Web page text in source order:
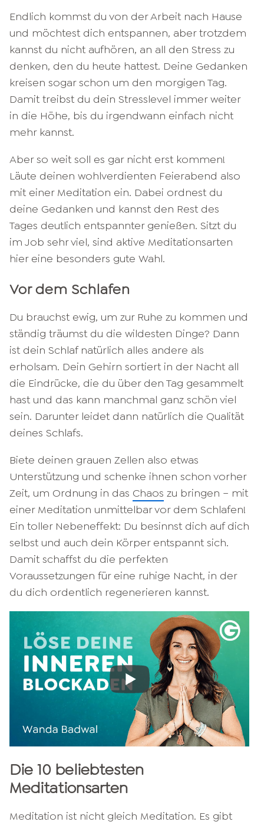
Endlich kommst du von der Arbeit nach Hause
und möchtest dich entspannen, aber trotzdem
kannst du nicht aufhören, an all den Stress zu
denken, den du heute hattest. Deine Gedanken
kreisen sogar schon um den morgigen Tag.
Damit treibst du dein Stresslevel immer weiter
in die Höhe, bis du irgendwann einfach nicht
mehr kannst.
Aber so weit soll es gar nicht erst kommen!
Läute deinen wohlverdienten Feierabend also
mit einer Meditation ein. Dabei ordnest du
deine Gedanken und kannst den Rest des
Tages deutlich entspannter genießen. Sitzt du
im Job sehr viel, sind aktive Meditationsarten
hier eine besonders gute Wahl.
Vor dem Schlafen
Du brauchst ewig, um zur Ruhe zu kommen und
ständig träumst du die wildesten Dinge? Dann
ist dein Schlaf natürlich alles andere als
erholsam. Dein Gehirn sortiert in der Nacht all
die Eindrücke, die du über den Tag gesammelt
hast und das kann manchmal ganz schön viel
sein. Darunter leidet dann natürlich die Qualität
deines Schlafs.
Biete deinen grauen Zellen also etwas
Unterstützung und schenke ihnen schon vorher
Zeit, um Ordnung in das Chaos zu bringen – mit
einer Meditation unmittelbar vor dem Schlafen!
Ein toller Nebeneffekt: Du besinnst dich auf dich
selbst und auch dein Körper entspannt sich.
Damit schaffst du die perfekten
Voraussetzungen für eine ruhige Nacht, in der
du dich ordentlich regenerieren kannst.
Die 10 beliebtesten
Meditationsarten
Meditation ist nicht gleich Meditation. Es gibt